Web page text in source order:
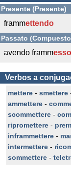
Presente (Presente)
frammettendo
Passato
avendo frammesso
Verbos a
mettere - smettere
ammettere -
scommettere -
ripromettere -
inframmettere -
intermettere -
sommettere -